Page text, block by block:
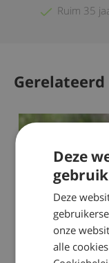
Ruim 35
Deze
Deze
onze
alle